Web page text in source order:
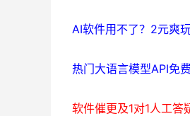
AI软件用不了？2元爽
热门大语言模型API免费
软件催更及1对1人工答